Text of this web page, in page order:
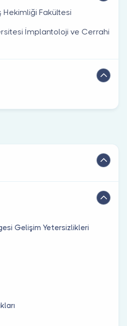
Hekimliği Fakültesi
İmplantoloji ve Cerrahi
Gelişim Yetersizlikleri